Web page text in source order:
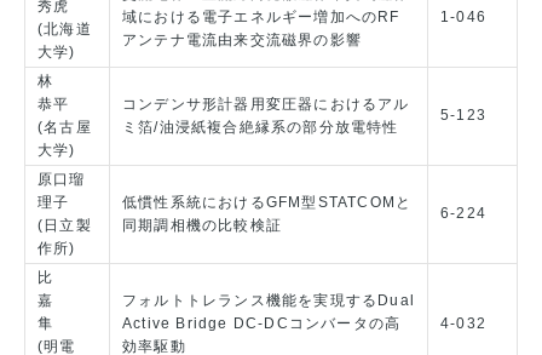
秀虎
(北海道
大学)
域における電子エネルギー増加へのRF
アンテナ電流由来交流磁界の影響
1-046
林
恭平
(名古屋
大学)
コンデンサ形計器用変圧器におけるアル
ミ箔/油浸紙複合絶縁系の部分放電特性
5-123
原口瑠
理子
(日立製
作所)
低慣性系統におけるGFM型STATCOMと
同期調相機の比較検証
6-224
比
嘉
隼
(明電
フォルトトレランス機能を実現するDual
Active Bridge DC-DCコンバータの高
効率駆動
4-032